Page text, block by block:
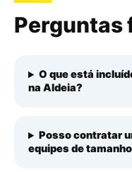
Perguntas
O que está
na Aldeia?
Posso contratar
equipes de